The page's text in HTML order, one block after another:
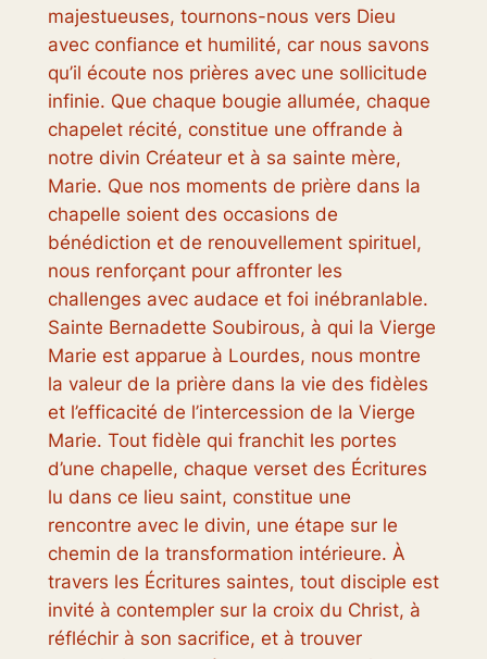
majestueuses, tournons-nous vers Dieu
avec confiance et humilité, car nous savons
qu’il écoute nos prières avec une sollicitude
infinie. Que chaque bougie allumée, chaque
chapelet récité, constitue une offrande à
notre divin Créateur et à sa sainte mère,
Marie. Que nos moments de prière dans la
chapelle soient des occasions de
bénédiction et de renouvellement spirituel,
nous renforçant pour affronter les
challenges avec audace et foi inébranlable.
Sainte Bernadette Soubirous, à qui la Vierge
Marie est apparue à Lourdes, nous montre
la valeur de la prière dans la vie des fidèles
et l’efficacité de l’intercession de la Vierge
Marie. Tout fidèle qui franchit les portes
d’une chapelle, chaque verset des Écritures
lu dans ce lieu saint, constitue une
rencontre avec le divin, une étape sur le
chemin de la transformation intérieure. À
travers les Écritures saintes, tout disciple est
invité à contempler sur la croix du Christ, à
réfléchir à son sacrifice, et à trouver